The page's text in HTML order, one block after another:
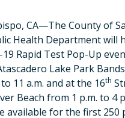
CA—The County of
Health Department will
19 Rapid Test Pop-Up
Lake Park
11 a.m. and at the 16th
Beach from 1 p.m. to 4
available for the first 250